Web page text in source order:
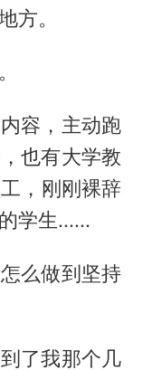
方。
容，主动跑
也有大学教
，刚刚裸辞
学生......
么做到坚持
了我那个几